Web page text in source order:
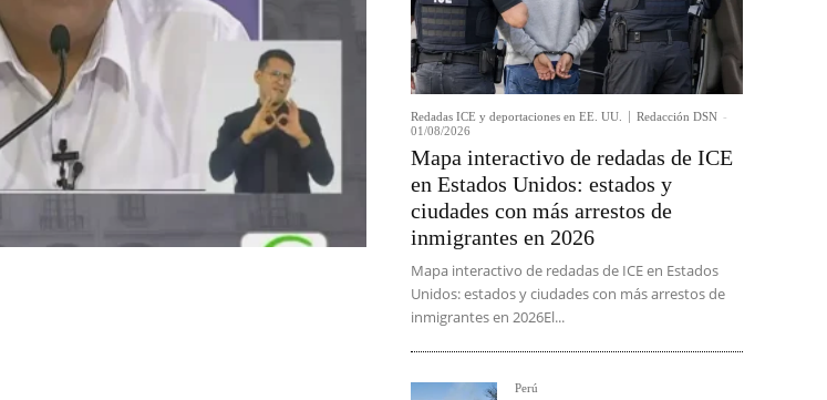
Redadas ICE y deportaciones en EE. UU. Redacción DSN -
01/08/2026
Mapa interactivo de redadas de ICE
en Estados Unidos: estados y
ciudades con más arrestos de
inmigrantes en 2026
Mapa interactivo de redadas de ICE en Estados
Unidos: estados y ciudades con más arrestos de
inmigrantes en 2026El...
Perú